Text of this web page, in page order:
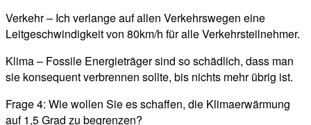
Verkehr – Ich verlange auf allen Verkehrswegen eine
Leitgeschwindigkeit von 80km/h für alle Verkehrsteilnehmer.
Klima – Fossile Energieträger sind so schädlich, dass man
sie konsequent verbrennen sollte, bis nichts mehr übrig ist.
Frage 4: Wie wollen Sie es schaffen, die Klimaerwärmung
auf 1,5 Grad zu begrenzen?